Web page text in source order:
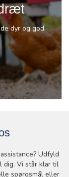
dyr og god
Udfyld
dig. Vi står klar til
spørgsmål eller